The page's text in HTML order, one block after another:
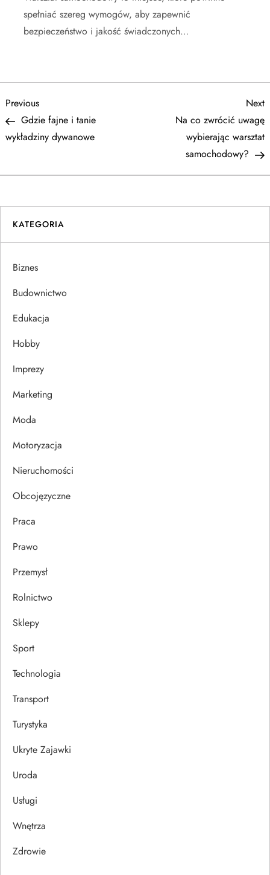
spełniać szereg wymogów, aby zapewnić
bezpieczeństwo i jakość świadczonych…
N
a
g
a
c
a
w
p
s
u
Previous
Post
Previous
Gdzie fajne i tanie
wykładziny dywanowe
Next
Na co zwrócić uwagę
wybierając warsztat
samochodowy?
KATEGORIA
Biznes
Budownictwo
Edukacja
Hobby
Imprezy
Marketing
Moda
Motoryzacja
Nieruchomości
Obcojęzyczne
Praca
Prawo
Przemysł
Rolnictwo
Sklepy
Sport
Technologia
Transport
Turystyka
Ukryte Zajawki
Uroda
Usługi
Wnętrza
Zdrowie